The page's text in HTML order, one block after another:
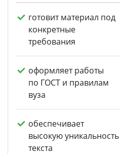
готовит материал под
конкретные
требования
оформляет работы
по ГОСТ и правилам
вуза
обеспечивает
высокую уникальность
текста